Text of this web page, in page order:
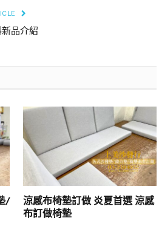
品介紹
/
涼感布椅墊訂做 炎夏首選 涼感
布訂做椅墊